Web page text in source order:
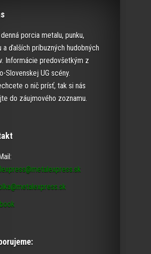
porcia metalu, punku,
a ďalších príbuzných hudobných
Informácie predovšetkým z
Slovenskej UG scény.
o nič prísť, tak si nás
do záujmového zoznamu.